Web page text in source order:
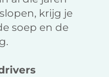
krijg je
soep en de